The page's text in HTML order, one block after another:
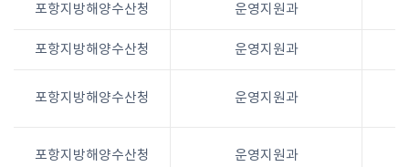
포항지방해양수산청 운영지원과
포항지방해양수산청 운영지원과
포항지방해양수산청 운영지원과
포항지방해양수산청 운영지원과